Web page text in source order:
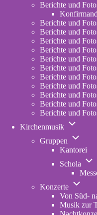
Berichte und
Berichte und
Berichte und
Berichte und
Berichte und
Berichte und
Berichte und
Berichte und
Berichte und
Berichte und
Berichte und
Berichte und
Kirchenmusik
Gruppen
Gruppen
Kantorei
Schola
Konzerte
Von Süd-
Musik zur